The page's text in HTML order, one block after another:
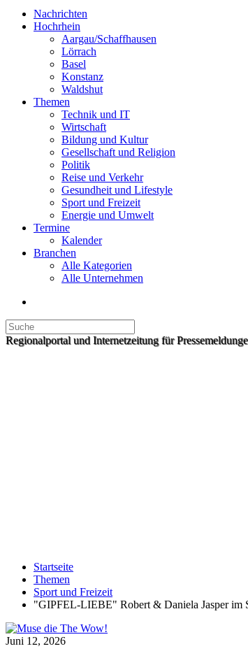
Nachrichten
Hochrhein
Aargau/Schaffhausen
Lörrach
Basel
Konstanz
Waldshut
Themen
Technik und IT
Wirtschaft
Bildung und Kultur
Gesellschaft und Religion
Politik
Reise und Verkehr
Gesundheit und Lifestyle
Sport und Freizeit
Energie und Umwelt
Termine
Kalender
Branchen
Alle Kategorien
Alle Unternehmen
Regionalportal und Internetzeitung für
Startseite
Themen
Sport und Freizeit
"GIPFEL-LIEBE" Robert & Daniela Jasper im
Juni 12, 2026